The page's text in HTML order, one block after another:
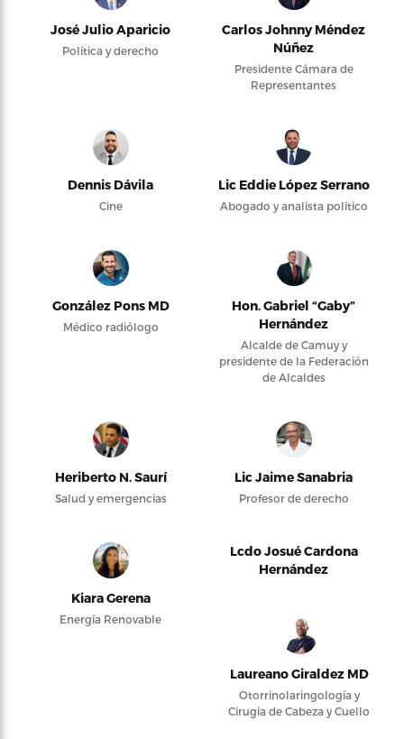
José Julio Aparicio
Política y derecho
Carlos Johnny Méndez
Núñez
Presidente Cámara de
Representantes
Dennis Dávila
Cine
Lic Eddie López Serrano
Abogado y analista político
González Pons MD
Médico radiólogo
Hon. Gabriel “Gaby”
Hernández
Alcalde de Camuy y
presidente de la Federación
de Alcaldes
Heriberto N. Saurí
Salud y emergencias
Lic Jaime Sanabria
Profesor de derecho
Kiara Gerena
Energía Renovable
Lcdo Josué Cardona
Hernández
Laureano Giraldez MD
Otorrinolaringología y
Cirugía de Cabeza y Cuello